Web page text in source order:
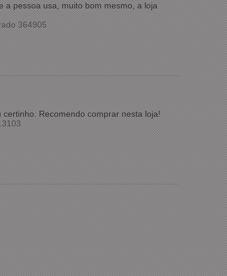
a pessoa usa, muito bom mesmo, a loja
364905
Recomendo comprar nesta loja!